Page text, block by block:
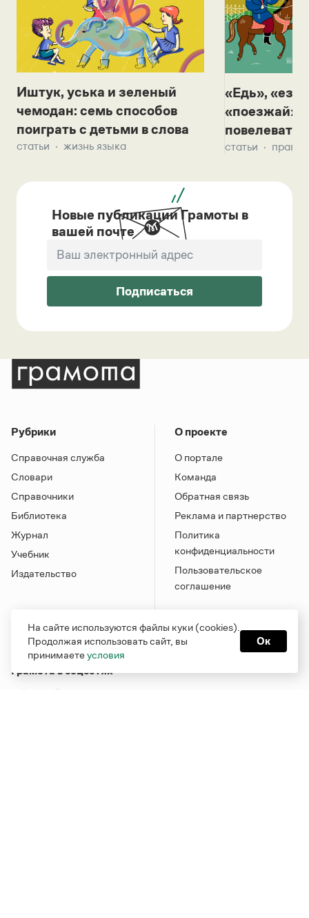
Иштук, уська и зеленый
чемодан: семь способов
поиграть с детьми в слова
статьи жизнь языка
«Едь»,
«поезжай»?
повелевать
статьи
Новые публикации Грамоты в
вашей почте
Подписаться
Рубрики
Справочная служба
Словари
Справочники
Библиотека
Журнал
Учебник
Издательство
О проекте
О портале
Команда
Обратная связь
Реклама и партнерство
Политика
конфиденциальности
Пользовательское
соглашение
Грамота в соцсетях
На сайте используются файлы куки (cookies).
Продолжая использовать сайт, вы
принимаетеусловия
Ок